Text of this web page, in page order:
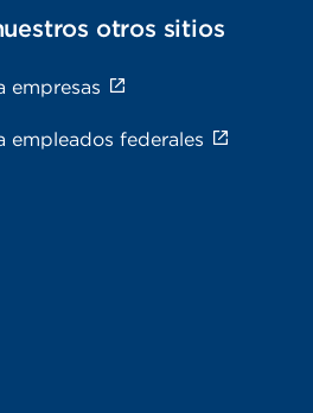
otros sitios
empresas
empleados federales